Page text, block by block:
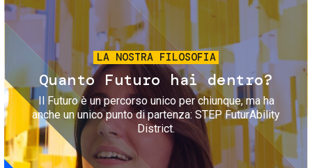
LA NOSTRA FILOSOFIA
Quanto Futuro hai dentro?
Il Futuro è un percorso unico per chiunque, ma ha
anche un unico punto di partenza: STEP FuturAbility
District.